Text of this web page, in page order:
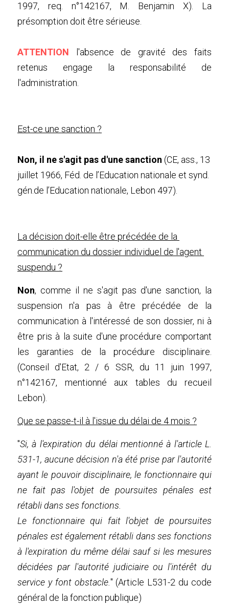
1997, req. n°142167, M. Benjamin X). La
présomption doit être sérieuse.
ATTENTION
l'absence de gravité des faits
retenus engage la responsabilité de
l'administration.
Est-ce une sanction ?
Non, il ne s'agit pas d'une sanction (CE, ass., 13
juillet 1966, Féd. de l’Education nationale et synd.
gén.de l’Education nationale, Lebon 497).
La décision doit-elle être précédée de la
communication du dossier individuel de l'agent
suspendu ?
Non, comme il ne s'agit pas d'une sanction, la
suspension n'a pas à être précédée de la
communication à l'intéressé de son dossier, ni à
être pris à la suite d'une procédure comportant
les garanties de la procédure disciplinaire.
(Conseil d'Etat, 2 / 6 SSR, du 11 juin 1997,
n°142167, mentionné aux tables du recueil
Lebon).
Que se passe-t-il à l'issue du délai de 4 mois ?
"Si, à l'expiration du délai mentionné à l'article L.
531-1, aucune décision n'a été prise par l'autorité
ayant le pouvoir disciplinaire, le fonctionnaire qui
ne fait pas l'objet de poursuites pénales est
rétabli dans ses fonctions.
Le fonctionnaire qui fait l'objet de poursuites
pénales est également rétabli dans ses fonctions
à l'expiration du même délai sauf si les mesures
décidées par l'autorité judiciaire ou l'intérêt du
service y font obstacle." (Article L531-2 du code
général de la fonction publique)